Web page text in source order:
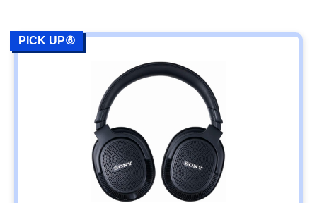
PICK UP⑥